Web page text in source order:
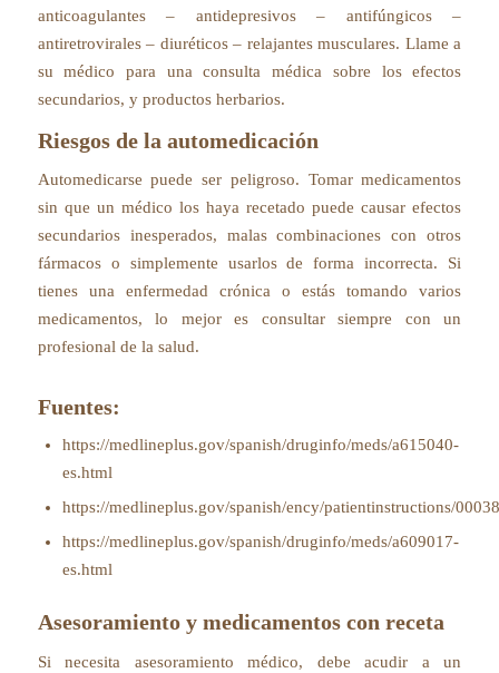
anticoagulantes – antidepresivos – antifúngicos –
antiretrovirales – diuréticos – relajantes musculares. Llame a
su médico para una consulta médica sobre los efectos
secundarios, y productos herbarios.
Riesgos de la automedicación
Automedicarse puede ser peligroso. Tomar medicamentos
sin que un médico los haya recetado puede causar efectos
secundarios inesperados, malas combinaciones con otros
fármacos o simplemente usarlos de forma incorrecta. Si
tienes una enfermedad crónica o estás tomando varios
medicamentos, lo mejor es consultar siempre con un
profesional de la salud.
Fuentes:
https://medlineplus.gov/spanish/druginfo/meds/a615040-
es.html
https://medlineplus.gov/spanish/ency/patientinstructions/
https://medlineplus.gov/spanish/druginfo/meds/a609017-
es.html
Asesoramiento y medicamentos con receta
Si necesita asesoramiento médico, debe acudir a un